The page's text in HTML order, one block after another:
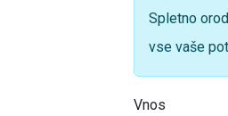
Spletno
vse vaše
Vnos